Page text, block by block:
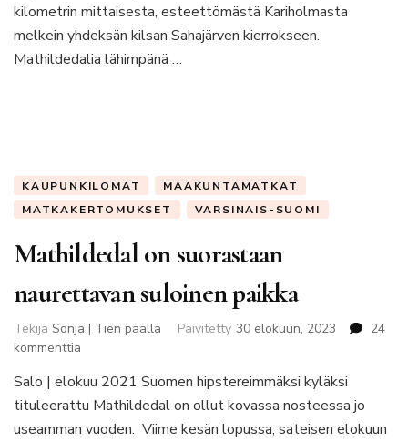
kilometrin mittaisesta, esteettömästä Kariholmasta
melkein yhdeksän kilsan Sahajärven kierrokseen.
Mathildedalia lähimpänä …
KAUPUNKILOMAT
MAAKUNTAMATKAT
MATKAKERTOMUKSET
VARSINAIS-SUOMI
Mathildedal on suorastaan
naurettavan suloinen paikka
Tekijä Sonja | Tien päällä Päivitetty 30 elokuun, 2023
24
kommenttia
on
suorastaan
naurettavan
Salo | elokuu 2021 Suomen hipstereimmäksi kyläksi
tituleerattu Mathildedal on ollut kovassa nosteessa jo
useamman vuoden. Viime kesän lopussa, sateisen elokuun